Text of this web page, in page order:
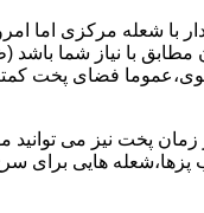
با شعله مرکزی اما
با نیاز شما باشد
فضای پخت
پخت نیز می توانید
پزها،شعله هایی